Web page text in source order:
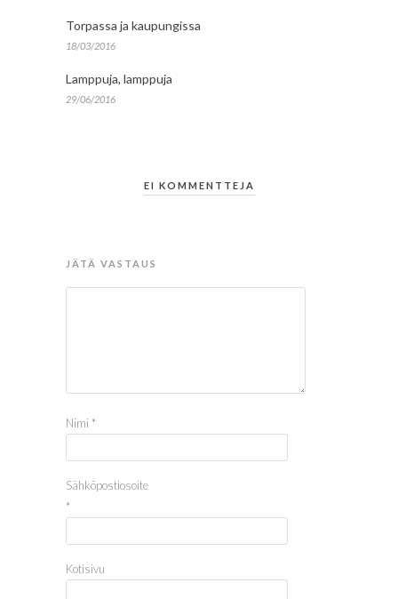
Torpassa ja kaupungissa
18/03/2016
Lamppuja, lamppuja
29/06/2016
EI KOMMENTTEJA
JÄTÄ VASTAUS
Nimi *
Sähköpostiosoite
*
Kotisivu